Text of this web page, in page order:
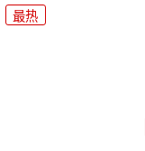
最热